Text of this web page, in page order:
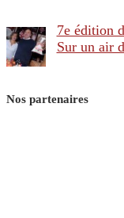
7e édition
Sur un air
Nos partenaires